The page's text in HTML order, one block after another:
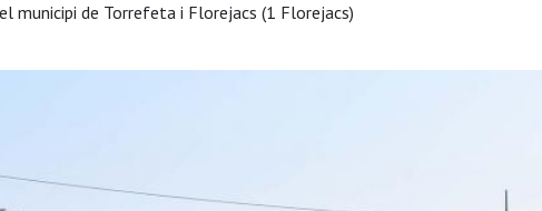
municipi de Torrefeta i Florejacs (1 Florejacs)